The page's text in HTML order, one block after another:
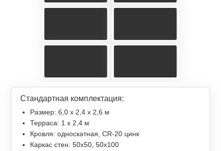
Стандартная комплектация:
Размер: 6,0 х 2,4 х 2,6 м
Терраса: 1 x 2,4 м
Кровля: односкатная, СR-20 цинк
Каркас стен: 50х50, 50х100